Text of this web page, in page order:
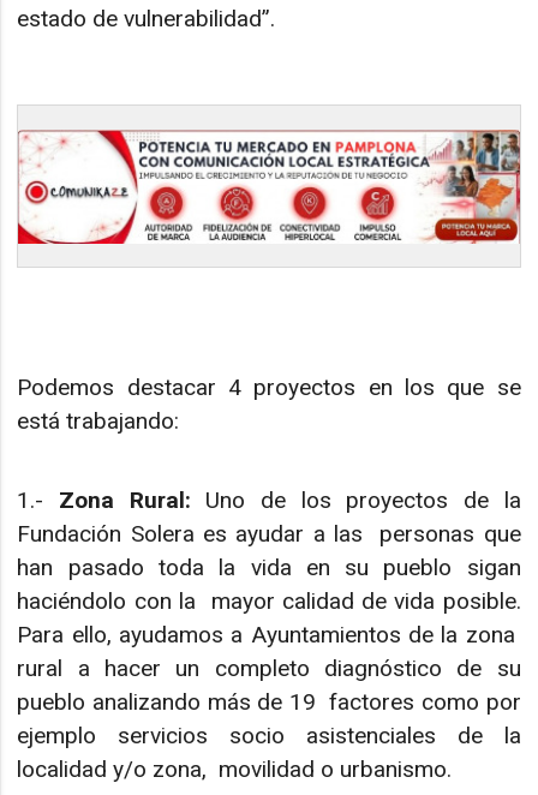
estado de vulnerabilidad”.
Podemos destacar 4 proyectos en los que se
está trabajando:
1.- Zona Rural: Uno de los proyectos de la
Fundación Solera es ayudar a las personas que
han pasado toda la vida en su pueblo sigan
haciéndolo con la mayor calidad de vida posible.
Para ello, ayudamos a Ayuntamientos de la zona
rural a hacer un completo diagnóstico de su
pueblo analizando más de 19 factores como por
ejemplo servicios socio asistenciales de la
localidad y/o zona, movilidad o urbanismo.